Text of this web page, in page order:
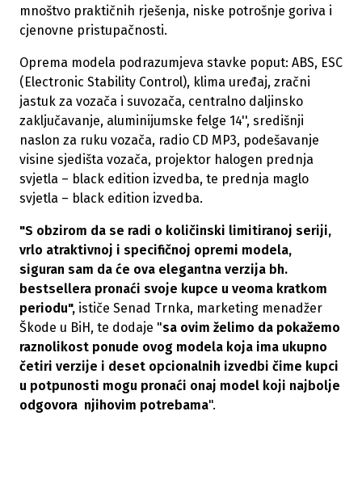
mnoštvo praktičnih rješenja, niske potrošnje goriva i
cjenovne pristupačnosti.
Oprema modela podrazumjeva stavke poput: ABS, ESC
(Electronic Stability Control), klima uređaj, zračni
jastuk za vozača i suvozača, centralno daljinsko
zaključavanje, aluminijumske felge 14'', središnji
naslon za ruku vozača, radio CD MP3, podešavanje
visine sjedišta vozača, projektor halogen prednja
svjetla – black edition izvedba, te prednja maglo
svjetla – black edition izvedba.
"S obzirom da se radi o količinski limitiranoj seriji,
vrlo atraktivnoj i specifičnoj opremi modela,
siguran sam da će ova elegantna verzija bh.
bestsellera pronaći svoje kupce u veoma kratkom
periodu", ističe Senad Trnka, marketing menadžer
Škode u BiH, te dodaje "sa ovim želimo da pokažemo
raznolikost ponude ovog modela koja ima ukupno
četiri verzije i deset opcionalnih izvedbi čime kupci
u potpunosti mogu pronaći onaj model koji najbolje
odgovora njihovim potrebama".